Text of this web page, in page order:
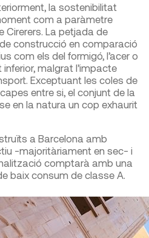
la sostenibilitat
com a paràmetre
Cirerers. La petjada de
construcció en comparació
com els del formigó, l’acer o
malgrat l’impacte
Exceptuant les coles de
entre si, el conjunt de la
en la natura un cop exhaurit
a Barcelona amb
-majoritàriament en sec- i
comptarà amb una
baix consum de classe A.